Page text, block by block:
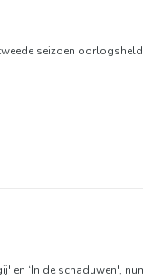
seizoen
en ‘In de schaduwen',